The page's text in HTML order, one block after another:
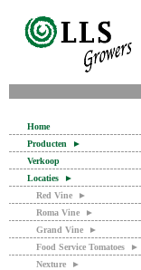
Home
Producten
►
Verkoop
Locaties
►
Red Vine
►
Roma Vine
►
Grand Vine
►
Food Service Tomatoes
►
Nexture
►